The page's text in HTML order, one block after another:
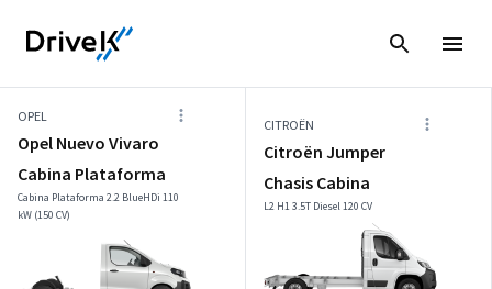
OPEL
Opel Nuevo Vivaro
Cabina Plataforma
Cabina Plataforma 2.2 BlueHDi 110
kW (150 CV)
CITROËN
Citroën Jumper
Chasis Cabina
L2 H1 3.5T Diesel 120 CV